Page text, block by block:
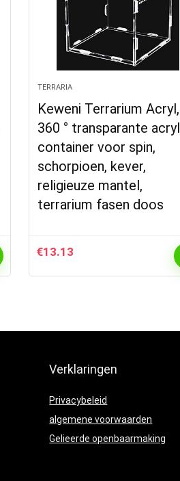
TERRARIA
Keweni Terrarium Acryl,
360 ° transparante acryl
container voor spin,
schorpioen, kever,
religieuze mantel,
terrarium fasen doos
€13.13
Verklaringen
Privacybeleid
algemene voorwaarden
Gelieerde openbaarmaking